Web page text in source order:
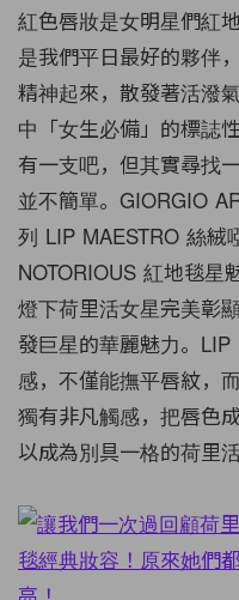
紅色唇妝是女明星們紅
是我們平日最好的夥伴
精神起來，散發著活潑氣
中「女生必備」的標誌
有一支吧，但其實尋找
並不簡單。 GIORGIO
列 LIP MAESTRO 絲絨
NOTORIOUS 紅地毯星
燈下荷里活女星完美彰
發巨星的華麗魅力。 LIP
感，不僅能撫平唇紋，
獨有非凡觸感，把唇色
以成為別具一格的荷里